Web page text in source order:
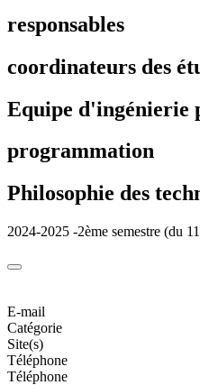
responsables
coordinateurs des
Equipe d'ingénierie
programmation
Philosophie des
2024-2025 -2ème semestre (du
E-mail
Catégorie
Site(s)
Téléphone
Téléphone